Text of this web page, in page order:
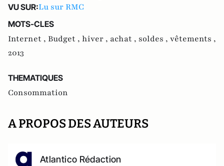
VU SUR:Lu sur RMC
MOTS-CLES
Internet , Budget , hiver , achat , soldes , vêtements ,
2013
THEMATIQUES
Consommation
A PROPOS DES AUTEURS
Atlantico Rédaction